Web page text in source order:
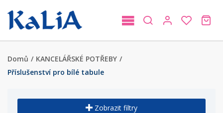
Domů / KANCELÁŘSKÉ POTŘEBY /
Příslušenství pro bílé tabule
Zobrazit filtry